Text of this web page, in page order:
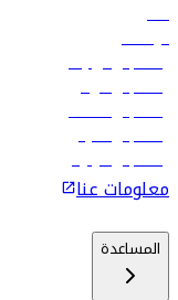
فنادق
الوظائف
رحلات إلى تبيليسي
رحلات إلى الرياض
رحلات إلى مسقط
رحلات إلى ماليه
رحلات إلى كولومبو
معلومات عنا
المساعدة